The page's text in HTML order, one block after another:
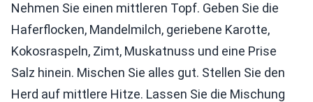
Nehmen Sie einen mittleren Topf. Geben Sie die
Haferflocken, Mandelmilch, geriebene Karotte,
Kokosraspeln, Zimt, Muskatnuss und eine Prise
Salz hinein. Mischen Sie alles gut. Stellen Sie den
Herd auf mittlere Hitze. Lassen Sie die Mischung